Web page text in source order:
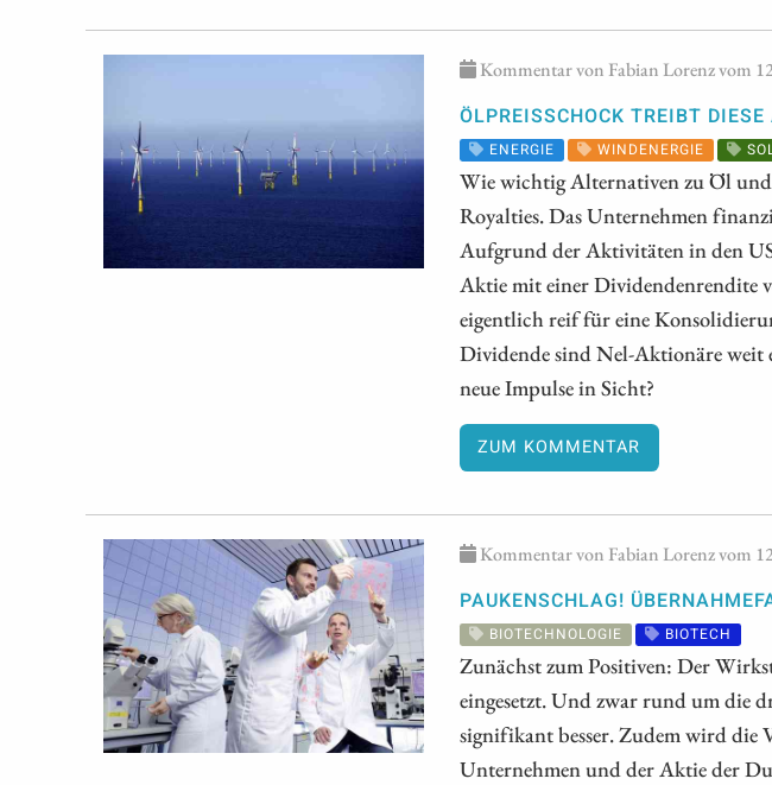
Kommentar von Fabian Lorenz vom
ÖLPREISSCHOCK TREIBT
ENERGIE WINDENERGIE
Wie wichtig Alternativen zu Öl
Royalties. Das Unternehmen
Aufgrund der Aktivitäten in den
Aktie mit einer Dividendenrendite
eigentlich reif für eine
Dividende sind Nel-Aktionäre weit
neue Impulse in Sicht?
ZUM KOMMENTAR
Kommentar von Fabian Lorenz vom
PAUKENSCHLAG!
BIOTECHNOLOGIE BIOTECH
Zunächst zum Positiven: Der
eingesetzt. Und zwar rund um die
signifikant besser. Zudem wird die
Unternehmen und der Aktie der